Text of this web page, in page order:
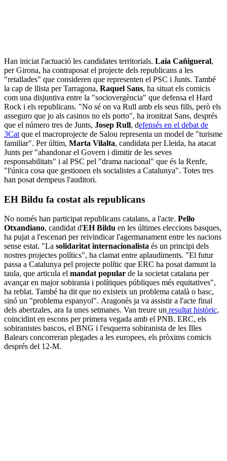
Han iniciat l'actuació les candidates territorials. Laia Cañigueral,
per Girona, ha contraposat el projecte dels republicans a les
"retallades" que consideren que representen el PSC i Junts. També
la cap de llista per Tarragona, Raquel Sans, ha situat els comicis
com una disjuntiva entre la "sociovergència" que defensa el Hard
Rock i els republicans. "No sé on va Rull amb els seus fills, però els
asseguro que jo als casinos no els porto", ha ironitzat Sans, després
que el número tres de Junts, Josep Rull, defensés en el debat de
3Cat que el macroprojecte de Salou representa un model de "turisme
familiar". Per últim, Marta Vilalta, candidata per Lleida, ha atacat
Junts per "abandonar el Govern i dimitir de les seves
responsabilitats" i al PSC pel "drama nacional" que és la Renfe,
"l'única cosa que gestionen els socialistes a Catalunya". Totes tres
han posat dempeus l'auditori.
EH Bildu fa costat als republicans
No només han participat republicans catalans, a l'acte. Pello
Otxandiano, candidat d'EH Bildu en les últimes eleccions basques,
ha pujat a l'escenari per reivindicar l'agermanament entre les nacions
sense estat. "La solidaritat internacionalista és un principi dels
nostres projectes polítics", ha clamat entre aplaudiments. "El futur
passa a Catalunya pel projecte polític que ERC ha posat damunt la
taula, que articula el mandat popular de la societat catalana per
avançar en major sobirania i polítiques públiques més equitatives",
ha reblat. També ha dit que no existeix un problema català o basc,
sinó un "problema espanyol". Aragonès ja va assistir a l'acte final
dels abertzales, ara fa unes setmanes. Van treure un resultat històric,
coincidint en escons per primera vegada amb el PNB. ERC, els
sobiranistes bascos, el BNG i l'esquerra sobiranista de les Illes
Balears concorreran plegades a les europees, els pròxims comicis
després del 12-M.